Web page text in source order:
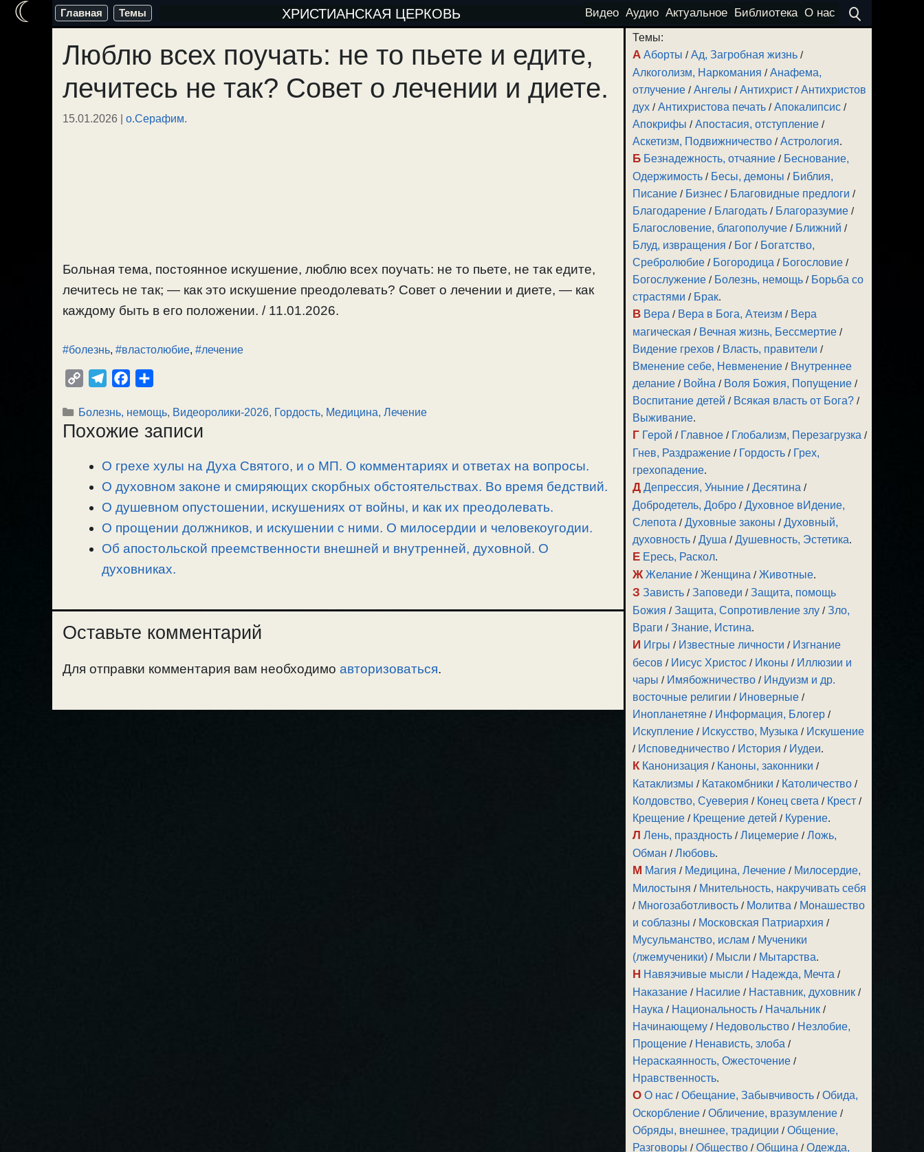
Перейти
содержимому
Главная Темы ХРИСТИАНСКАЯ ЦЕРКОВЬ Видео Аудио Актуальное Библиотека О нас
Люблю всех поучать: не то пьете и едите,
лечитесь не так? Совет о лечении и диете.
15.01.2026 | о.Серафим.
Больная тема, постоянное искушение, люблю всех поучать: не то пьете, не так едите,
лечитесь не так; — как это искушение преодолевать? Совет о лечении и диете, — как
каждому быть в его положении. / 11.01.2026.
#болезнь, #властолюбие, #лечение
p
y
l
e
r
a
m
c
e
o
o
k
п
р
в
и
т
Рубрики
Болезнь, немощь, Видеоролики-2026, Гордость, Медицина, Лечение
Похожие записи
О грехе хулы на Духа Святого, и о МП. О комментариях и ответах на вопросы.
О духовном законе и смиряющих скорбных обстоятельствах. Во время бедствий.
О душевном опустошении, искушениях от войны, и как их преодолевать.
О прощении должников, и искушении с ними. О милосердии и человекоугодии.
Об апостольской преемственности внешней и внутренней, духовной. О
духовниках.
Оставьте комментарий
Для отправки комментария вам необходимо авторизоваться.
Темы:
А Аборты /Ад, Загробная жизнь /
Алкоголизм, Наркомания /Анафема,
отлучение /Ангелы /Антихрист /Антихристов
дух /Антихристова печать /Апокалипсис /
Апокрифы /Апостасия, отступление /
Аскетизм, Подвижничество /Астрология.
Б Безнадежность, отчаяние / Беснование,
Одержимость / Бесы, демоны / Библия,
Писание / Бизнес / Благовидные предлоги /
Благодарение / Благодать / Благоразумие /
Благословение, благополучие / Ближний /
Блуд, извращения / Бог / Богатство,
Сребролюбие / Богородица / Богословие /
Богослужение / Болезнь, немощь / Борьба со
страстями / Брак.
В Вера / Вера в Бога, Атеизм / Вера
магическая / Вечная жизнь, Бессмертие /
Видение грехов / Власть, правители /
Вменение себе, Невменение / Внутреннее
делание / Война / Воля Божия, Попущение /
Воспитание детей / Всякая власть от Бога? /
Выживание.
Г Герой / Главное / Глобализм, Перезагрузка /
Гнев, Раздражение / Гордость / Грех,
грехопадение.
Д Депрессия, Уныние /Десятина /
Добродетель, Добро /Духовное вИдение,
Слепота /Духовные законы /Духовный,
духовность /Душа /Душевность, Эстетика.
Е Ересь, Раскол.
Ж Желание /Женщина /Животные.
З Зависть /Заповеди /Защита, помощь
Божия /Защита, Сопротивление злу /Зло,
Враги /Знание, Истина.
И Игры / Известные личности / Изгнание
бесов / Иисус Христос / Иконы / Иллюзии и
чары / Имябожничество / Индуизм и др.
восточные религии / Иноверные /
Инопланетяне / Информация, Блогер /
Искупление / Искусство, Музыка / Искушение
/ Исповедничество / История / Иудеи.
К Канонизация / Каноны, законники /
Катаклизмы / Катакомбники / Католичество /
Колдовство, Суеверия / Конец света / Крест /
Крещение / Крещение детей / Курение.
Л Лень, праздность /Лицемерие /Ложь,
Обман /Любовь.
М Магия / Медицина, Лечение / Милосердие,
Милостыня / Мнительность, накручивать себя
/ Многозаботливость / Молитва / Монашество
и соблазны / Московская Патриархия /
Мусульманство, ислам / Мученики
(лжемученики) / Мысли / Мытарства.
Н Навязчивые мысли / Надежда, Мечта /
Наказание / Насилие / Наставник, духовник /
Наука / Национальность / Начальник /
Начинающему / Недовольство / Незлобие,
Прощение / Ненависть, злоба /
Нераскаянность, Ожесточение /
Нравственность.
О О нас /Обещание, Забывчивость /Обида,
Оскорбление /Обличение, вразумление /
Обряды, внешнее, традиции /Общение,
Разговоры /Общество /Община /Одежда,
☾